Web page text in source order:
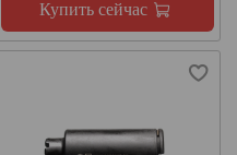
Купить сейчас